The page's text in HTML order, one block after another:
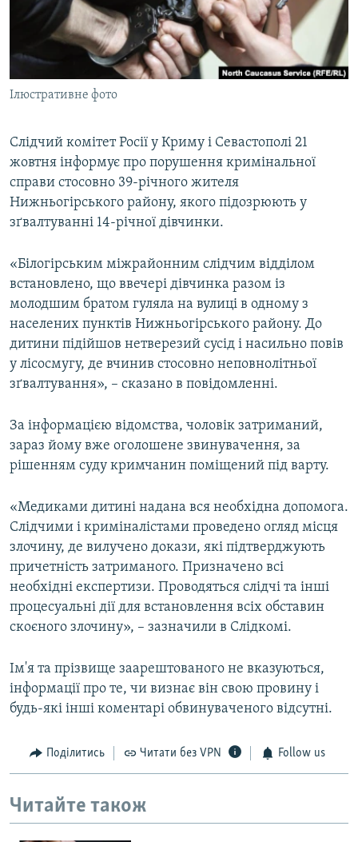
ВІДЕОУРОКИ «ELIFBE»
СВІДЧЕННЯ ОКУПАЦІЇ
УКРАЇНСЬКА ПРОБЛЕМА КРИМУ
ІНФОГРАФІКА
Русский
Qırımtatar
ДОЛУЧАЙСЯ!
Усі сайти RFE/RL
Ілюстративне фото
Слідчий комітет Росії у Криму і Севастополі 21
жовтня інформує про порушення кримінальної
справи стосовно 39-річного жителя
Нижньогірського району, якого підозрюють у
зґвалтуванні 14-річної дівчинки.
«Білогірським міжрайонним слідчим відділом
встановлено, що ввечері дівчинка разом із
молодшим братом гуляла на вулиці в одному з
населених пунктів Нижньогірського району. До
дитини підійшов нетверезий сусід і насильно повів
у лісосмугу, де вчинив стосовно неповнолітньої
зґвалтування», – сказано в повідомленні.
За інформацією відомства, чоловік затриманий,
зараз йому вже оголошене звинувачення, за
рішенням суду кримчанин поміщений під варту.
«Медиками дитині надана вся необхідна допомога.
Слідчими і криміналістами проведено огляд місця
злочину, де вилучено докази, які підтверджують
причетність затриманого. Призначено всі
необхідні експертизи. Проводяться слідчі та інші
процесуальні дії для встановлення всіх обставин
скоєного злочину», – зазначили в Слідкомі.
Ім'я та прізвище заарештованого не вказуються,
інформації про те, чи визнає він свою провину і
будь-які інші коментарі обвинуваченого відсутні.
Поділитись Читати без VPN Follow us
Читайте також